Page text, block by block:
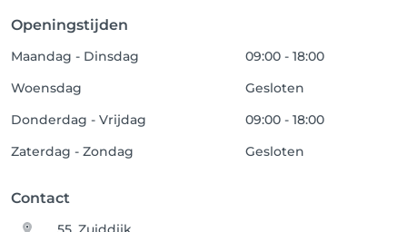
aan kleding die ontstaat tijdens de behandeling
trek geen dure of nieuwe kleding aan naar uw
afspraak
Dieren zijn NIET toegestaan in de salon!
Bedankt voor uw medewerking en begrip.
Openingstijden
Maandag - Dinsdag
09:00 - 18:00
Woensdag
Gesloten
Donderdag - Vrijdag
09:00 - 18:00
Zaterdag - Zondag
Gesloten
Contact